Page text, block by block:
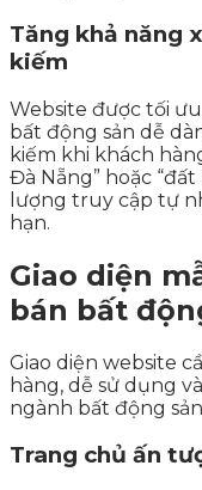
Tăng khả năng
kiếm
Website được tối
bất động sản dễ
kiếm khi khách
Đà Nẵng” hoặc
lượng truy cập tự
hạn.
Giao diện
bán bất
Giao diện website
hàng, dễ sử dụng
ngành bất động
Trang chủ ấn